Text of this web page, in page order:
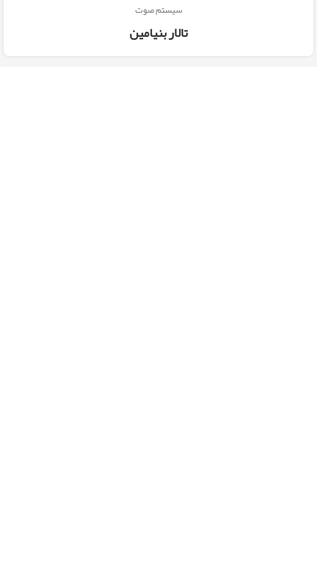
سیستم صوت
تالار بنیامین